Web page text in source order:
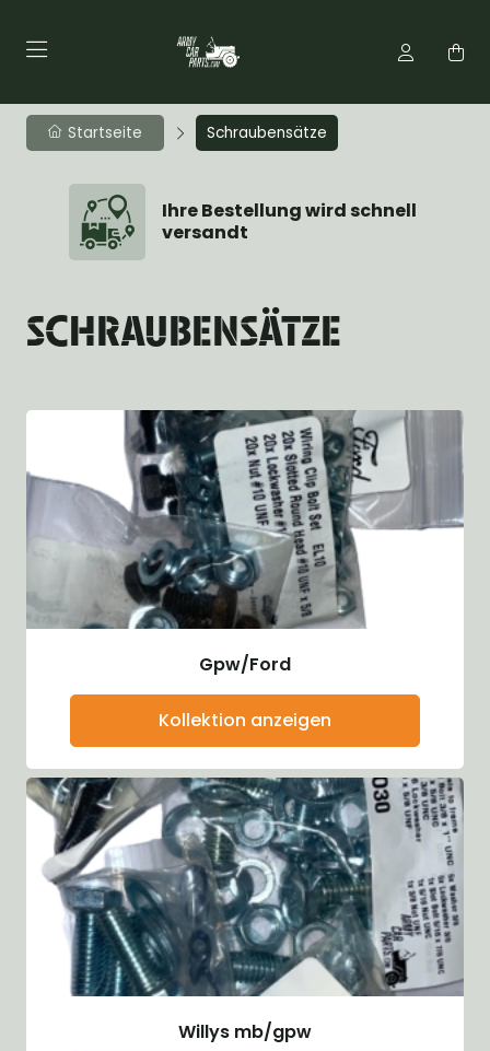
Startseite Schraubensätze
Ihre Bestellung wird schnell
versandt
SCHRAUBENSÄTZE
Gpw/Ford
Kollektion anzeigen
Willys mb/gpw